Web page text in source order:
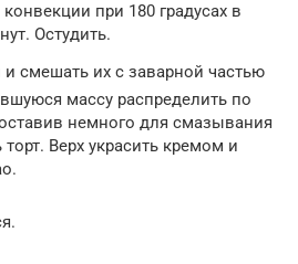
конвекции при 180 градусах в
Остудить.
и смешать их с заварной частью
массу распределить по
немного для смазывания
торт. Верх украсить кремом и